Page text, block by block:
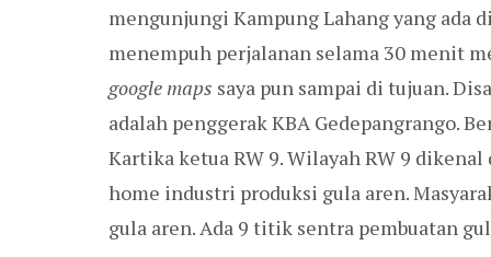
mengunjungi Kampung Lahang yang ada
menempuh perjalanan selama 30 menit
google maps saya pun sampai di tujuan.
adalah penggerak KBA Gedepangrango.
Kartika ketua RW 9. Wilayah RW 9
home industri produksi gula aren.
gula aren. Ada 9 titik sentra pembuatan